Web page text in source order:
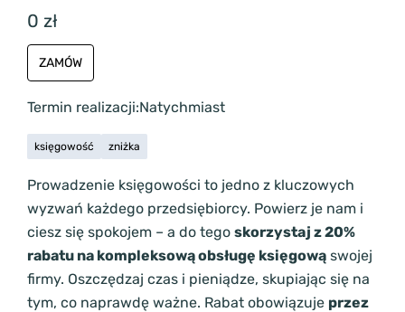
0 zł
ZAMÓW
Termin realizacji:Natychmiast
księgowość zniżka
Prowadzenie księgowości to jedno z kluczowych
wyzwań każdego przedsiębiorcy. Powierz je nam i
ciesz się spokojem – a do tego skorzystaj z 20%
rabatu na kompleksową obsługę księgową swojej
firmy. Oszczędzaj czas i pieniądze, skupiając się na
tym, co naprawdę ważne. Rabat obowiązuje przez